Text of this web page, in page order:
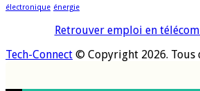
électronique énergie
Retrouver emploi en
Tech-Connect © Copyright 2026. Tous